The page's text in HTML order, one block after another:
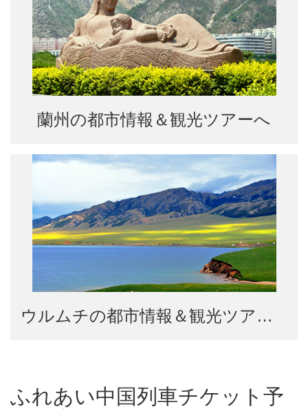
蘭州の都市情報＆観光ツアーへ
ウルムチの都市情報＆観光ツアーへ
ふれあい中国列車チケット予